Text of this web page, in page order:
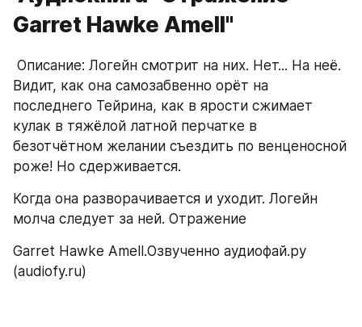
Garret Hawke Amell"
Видит, как она самозабвенно орёт на
последнего Тейрина, как в ярости сжимает
кулак в тяжёлой латной перчатке в
безотчётном желании съездить по венценосной
роже! Но сдерживается.
Когда она разворачивается и уходит. Логейн
молча следует за ней. Отражение
Garret Hawke Amell.Озвученно аудиофай.ру
(audiofy.ru)